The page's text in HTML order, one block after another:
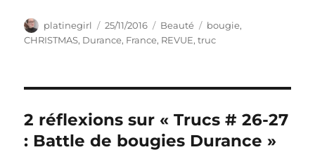
Auteur
platinegirl
Publié
le
25/11/2016 Catégories
Beauté Étiquettes
bougie,
CHRISTMAS, Durance, France, REVUE,truc
2 réflexions sur « Trucs # 26-27
: Battle de bougies Durance »